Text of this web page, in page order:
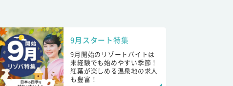
9月スタート特集
9月開始のリゾートバイトは
未経験でも始めやすい季節！
紅葉が楽しめる温泉地の求人
も豊富！